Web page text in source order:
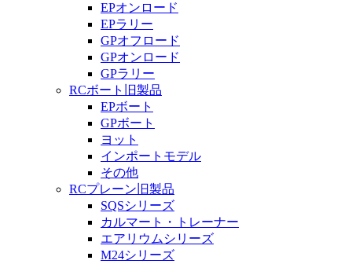
EPオンロード
EPラリー
GPオフロード
GPオンロード
GPラリー
RCボート旧製品
EPボート
GPボート
ヨット
インポートモデル
その他
RCプレーン旧製品
SQSシリーズ
カルマート・トレーナー
エアリウムシリーズ
M24シリーズ